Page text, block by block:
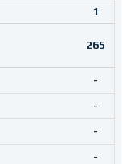
1
265
-
-
-
-